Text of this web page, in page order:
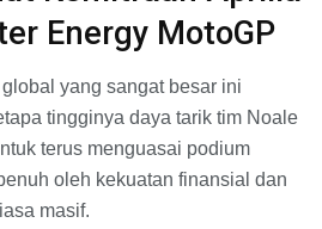
Energy MotoGP
yang sangat besar ini
tingginya daya tarik tim Noale
terus menguasai podium
oleh kekuatan finansial dan
masif.